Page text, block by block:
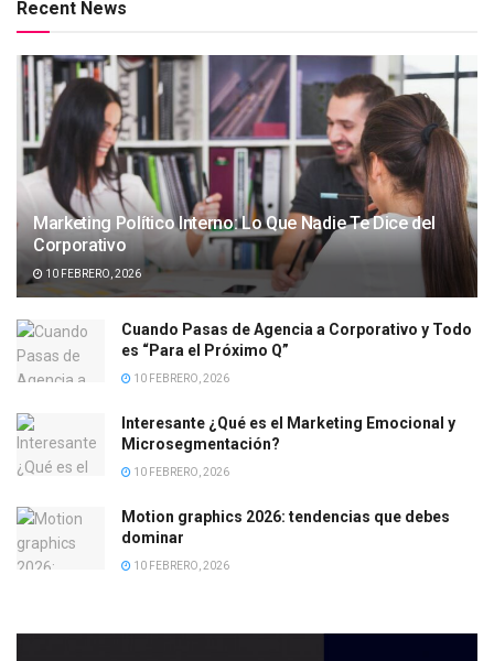
Recent News
Marketing Político Interno: Lo Que Nadie Te Dice del
Corporativo
10 FEBRERO, 2026
Cuando Pasas de Agencia a Corporativo y Todo
es “Para el Próximo Q”
10 FEBRERO, 2026
Interesante ¿Qué es el Marketing Emocional y
Microsegmentación?
10 FEBRERO, 2026
Motion graphics 2026: tendencias que debes
dominar
10 FEBRERO, 2026